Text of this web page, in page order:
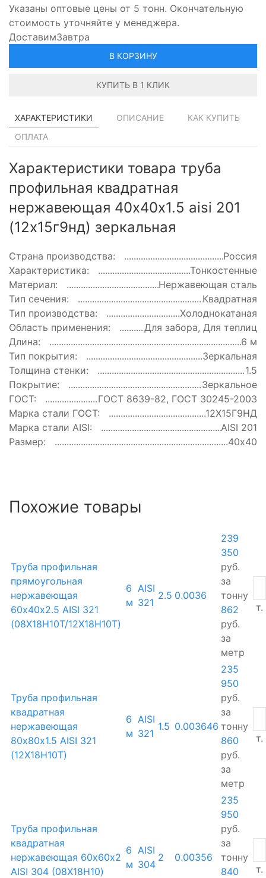
Указаны оптовые цены от 5 тонн. Окончательную
стоимость уточняйте у менеджера.
ДоставимЗавтра
В КОРЗИНУ
КУПИТЬ В 1 КЛИК
ХАРАКТЕРИСТИКИ ОПИСАНИЕ
КАК КУПИТЬ
ОПЛАТА
Характеристики товара труба
профильная квадратная
нержавеющая 40х40х1.5 aisi 201
(12х15г9нд) зеркальная
Страна производства:
Россия
Характеристика:
Тонкостенные
Материал:
Нержавеющая сталь
Тип сечения:
Квадратная
Тип производства:
Холоднокатаная
Область применения:
Для забора, Для теплиц
Длина:
6 м
Тип покрытия:
Зеркальная
Толщина стенки:
1.5
Покрытие:
Зеркальное
ГОСТ:
ГОСТ 8639-82, ГОСТ 30245-2003
Марка стали ГОСТ:
12Х15Г9НД
Марка стали AISI:
AISI 201
Размер:
40х40
Похожие товары
Труба профильная
прямоугольная
нержавеющая
60х40х2.5 AISI 321
(08Х18Н10Т/12Х18Н10Т)
6
м
AISI
321
2.5 0.0036
239
350
руб.
за
тонну
862
руб.
за
метр
т.
Труба профильная
квадратная
нержавеющая
80х80х1.5 AISI 321
(12Х18Н10Т)
6
м
AISI
321
1.5 0.003646
235
950
руб.
за
тонну
860
руб.
за
метр
т.
Труба профильная
квадратная
нержавеющая 60х60х2
AISI 304 (08Х18Н10)
6
м
AISI
304
2 0.00356
235
950
руб.
за
тонну
840
т.